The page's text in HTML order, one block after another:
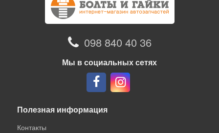
098 840 40 36
Мы в социальных сетях
Полезная информация
Контакты